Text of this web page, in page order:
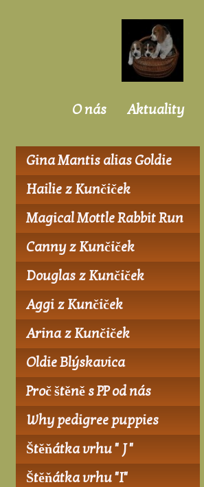
Gina Mantis alias Goldie
Hailie z Kunčiček
Magical Mottle Rabbit Run
Canny z Kunčiček
Douglas z Kunčiček
Aggi z Kunčiček
Arina z Kunčiček
Oldie Blýskavica
Proč štěně s PP od nás
Why pedigree puppies
Štěňátka vrhu " J "
Štěňátka vrhu "I"
O nás Aktuality